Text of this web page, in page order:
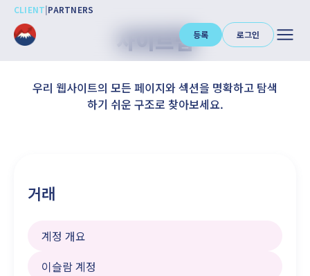
CLIENT|PARTNERS
등록 로그인
사이트맵
우리 웹사이트의 모든 페이지와 섹션을 명확하고 탐색
하기 쉬운 구조로 찾아보세요.
거래
계정 개요
이슬람 계정